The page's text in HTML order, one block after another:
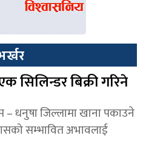
सिलिन्डर बिक्री गरिने
धनुषा जिल्लामा खाना पकाउने
सम्भावित अभावलाई